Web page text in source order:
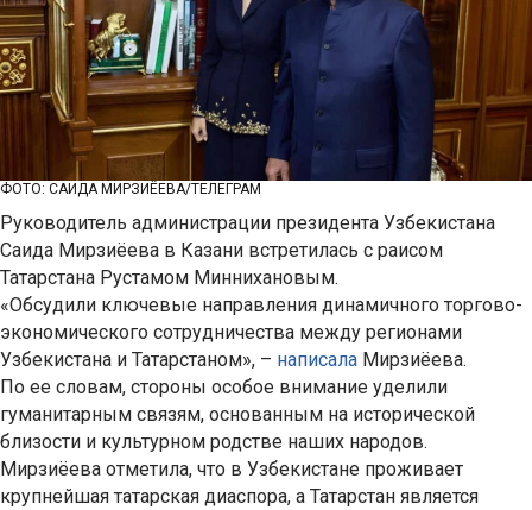
ФОТО: САИДА МИРЗИЁЕВА/ТЕЛЕГРАМ
Руководитель администрации президента Узбекистана
Саида Мирзиёева в Казани встретилась с раисом
Татарстана Рустамом Миннихановым.
«Обсудили ключевые направления динамичного торгово-
экономического сотрудничества между регионами
Узбекистана и Татарстаном», – написала Мирзиёева.
По ее словам, стороны особое внимание уделили
гуманитарным связям, основанным на исторической
близости и культурном родстве наших народов.
Мирзиёева отметила, что в Узбекистане проживает
крупнейшая татарская диаспора, а Татарстан является